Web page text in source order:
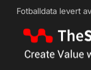
Fotballdata levert av